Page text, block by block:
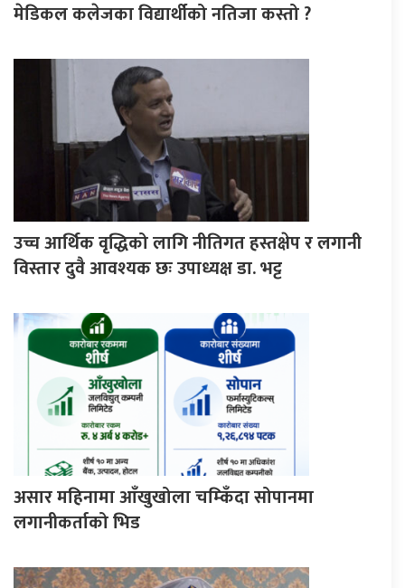
मेडिकल कलेजका विद्यार्थीको नतिजा कस्तो ?
उच्च आर्थिक वृद्धिको लागि नीतिगत हस्तक्षेप र लगानी
विस्तार दुवै आवश्यक छः उपाध्यक्ष डा. भट्ट
असार महिनामा आँखुखोला चम्किँदा सोपानमा
लगानीकर्ताको भिड